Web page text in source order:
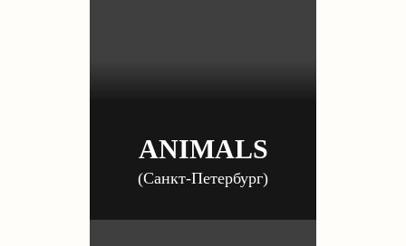
ANIMALS
(Санкт-Петербург)